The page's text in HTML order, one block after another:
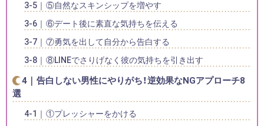
⑤自然なスキンシップを増やす
⑥デート後に素直な気持ちを伝える
⑦勇気を出して自分から告白する
⑧LINEでさりげなく彼の気持ちを引き出す
告白しない男性にやりがち！逆効果なNGアプローチ8
選
①プレッシャーをかける